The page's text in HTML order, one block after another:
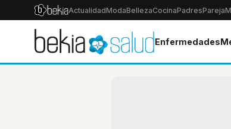
ActualidadModaBellezaCocinaPadresPareja
Enfermedades